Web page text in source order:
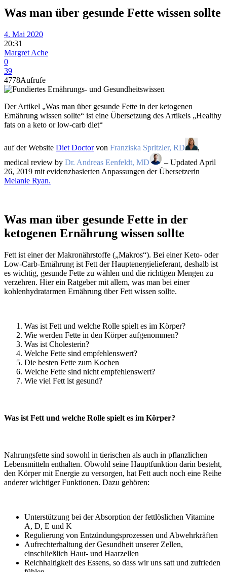
Was man über gesunde Fette wissen sollte
4. Mai 2020
20:31
Margret Ache
0
39
4778Aufrufe
Der Artikel „Was man über gesunde Fette in der ketogenen
Ernährung wissen sollte“ ist eine Übersetzung des Artikels „Healthy
fats on a keto or low-carb diet“
auf der Website Diet Doctorvon Franziska Spritzler, RD
,
medical review by Dr. Andreas Eenfeldt, MD
– Updated April
26, 2019 mit evidenzbasierten Anpassungen der Übersetzerin
Melanie Ryan.
Was man über gesunde Fette in der
ketogenen Ernährung wissen sollte
Fett ist einer der Makronährstoffe („Makros“). Bei einer Keto- oder
Low-Carb-Ernährung ist Fett der Hauptenergielieferant, deshalb ist
es wichtig, gesunde Fette zu wählen und die richtigen Mengen zu
verzehren. Hier ein Ratgeber mit allem, was man bei einer
kohlenhydratarmen Ernährung über Fett wissen sollte.
Was ist Fett und welche Rolle spielt es im Körper?
Wie werden Fette in den Körper aufgenommen?
Was ist Cholesterin?
Welche Fette sind empfehlenswert?
Die besten Fette zum Kochen
Welche Fette sind nicht empfehlenswert?
Wie viel Fett ist gesund?
Was ist Fett und welche Rolle spielt es im Körper?
Nahrungsfette sind sowohl in tierischen als auch in pflanzlichen
Lebensmitteln enthalten. Obwohl seine Hauptfunktion darin besteht,
den Körper mit Energie zu versorgen, hat Fett auch noch eine Reihe
anderer wichtiger Funktionen. Dazu gehören:
Unterstützung bei der Absorption der fettlöslichen Vitamine
A, D, E und K
Regulierung von Entzündungsprozessen und Abwehrkräften
Aufrechterhaltung der Gesundheit unserer Zellen,
einschließlich Haut- und Haarzellen
Reichhaltigkeit des Essens, so dass wir uns satt und zufrieden